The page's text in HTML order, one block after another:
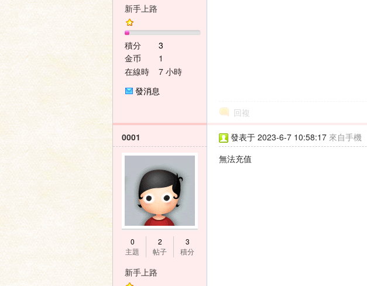
新手上路
積分
3
金币
1
在線時
7 小時
發消息
回複
0001
0
主題
2
帖子
3
積分
新手上路
發表于 2023-6-7 10:58:17 來自手機
無法充值